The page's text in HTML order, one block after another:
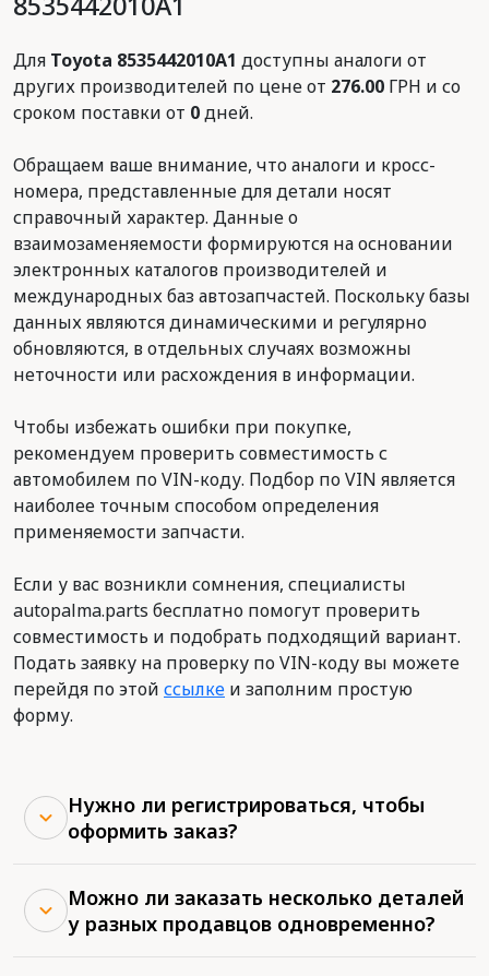
Для Toyota 8535442010A1 доступны аналоги от
других производителей по цене от 276.00 ГРН и со
сроком поставки от 0дней.
Обращаем ваше внимание, что аналоги и кросс-
номера, представленные для детали носят
справочный характер. Данные о
взаимозаменяемости формируются на основании
электронных каталогов производителей и
международных баз автозапчастей. Поскольку базы
данных являются динамическими и регулярно
обновляются, в отдельных случаях возможны
неточности или расхождения в информации.
Чтобы избежать ошибки при покупке,
рекомендуем проверить совместимость с
автомобилем по VIN-коду. Подбор по VIN является
наиболее точным способом определения
применяемости запчасти.
Если у вас возникли сомнения, специалисты
autopalma.parts бесплатно помогут проверить
совместимость и подобрать подходящий вариант.
Подать заявку на проверку по VIN-коду вы можете
перейдя по этой ссылке и заполним простую
форму.
Нужно ли регистрироваться, чтобы
оформить заказ?
Можно ли заказать несколько деталей
у разных продавцов одновременно?